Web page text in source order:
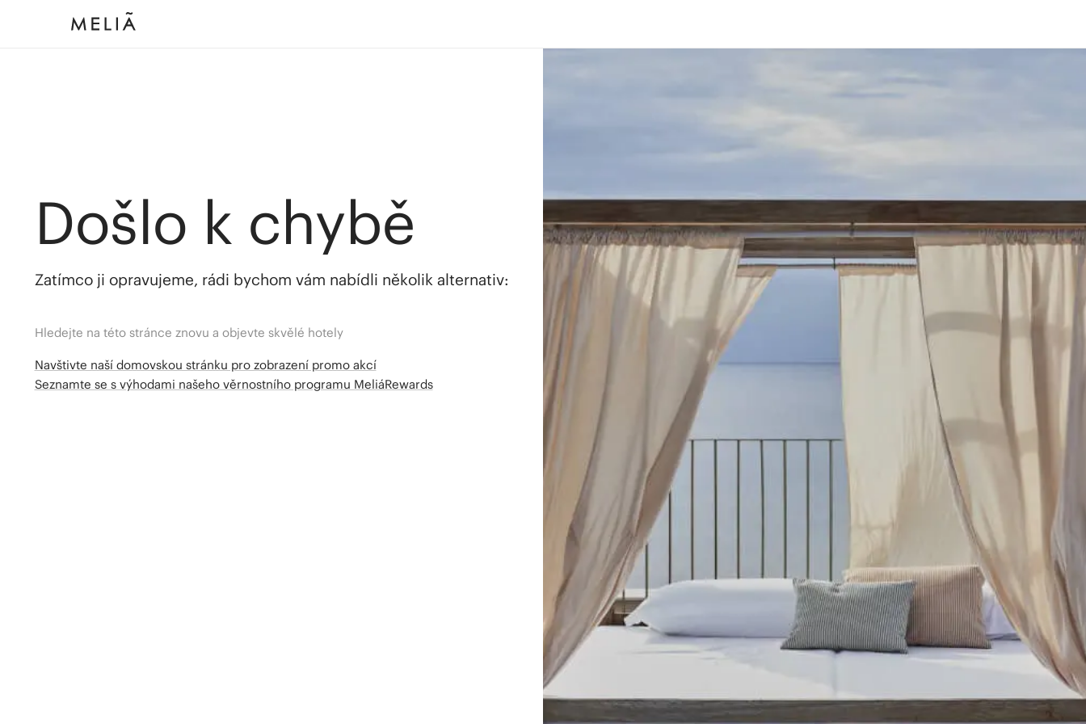
Došlo k chybě
Zatímco ji opravujeme, rádi bychom vám nabídli několik alternativ:
Hledejte na této stránce znovu a objevte skvělé hotely
Navštivte naší domovskou stránku pro zobrazení promo akcí
Seznamte se s výhodami našeho věrnostního programu MeliáRewards